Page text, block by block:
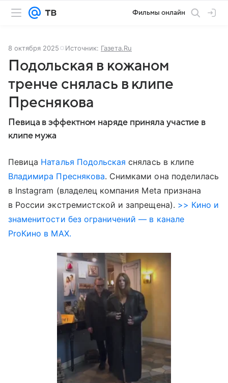
Фильмы онлайн
8 октября 2025 Источник: Газета.Ru
Подольская в кожаном
тренче снялась в клипе
Преснякова
Певица в эффектном наряде приняла участие в
клипе мужа
Певица Наталья Подольская снялась в клипе
Владимира Преснякова. Снимками она поделилась
в Instagram (владелец компания Meta признана
в России экстремистской и запрещена). >> Кино и
знаменитости без ограничений — в канале
ProКино в MAX.